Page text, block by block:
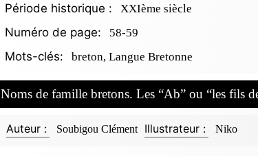
Période historique : XXIème siècle
Numéro de page: 58-59
Mots-clés: breton, Langue Bretonne
Noms de famille bretons. Les “Ab” ou “les fils
Auteur : Soubigou Clément Illustrateur : Niko